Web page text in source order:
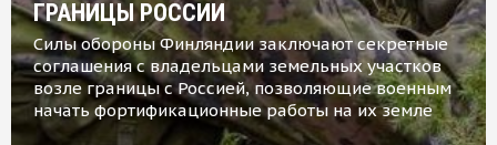
ГРАНИЦЫ РОССИИ
Силы обороны Финляндии заключают секретные
соглашения с владельцами земельных участков
возле границы с Россией, позволяющие военным
начать фортификационные работы на их земле